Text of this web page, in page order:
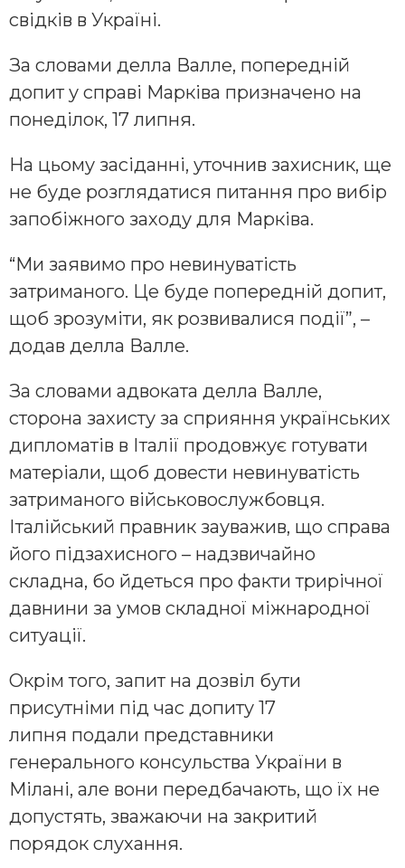
свідків в Україні.
За словами делла Валле, попередній
допит у справі Марківа призначено на
понеділок, 17 липня.
На цьому засіданні, уточнив захисник, ще
не буде розглядатися питання про вибір
запобіжного заходу для Марківа.
“Ми заявимо про невинуватість
затриманого. Це буде попередній допит,
щоб зрозуміти, як розвивалися події”, –
додав делла Валле.
За словами адвоката делла Валле,
сторона захисту за сприяння українських
дипломатів в Італії продовжує готувати
матеріали, щоб довести невинуватість
затриманого військовослужбовця.
Італійський правник зауважив, що справа
його підзахисного – надзвичайно
складна, бо йдеться про факти трирічної
давнини за умов складної міжнародної
ситуації.
Окрім того, запит на дозвіл бути
присутніми під час допиту 17
липня подали представники
генерального консульства України в
Мілані, але вони передбачають, що їх не
допустять, зважаючи на закритий
порядок слухання.